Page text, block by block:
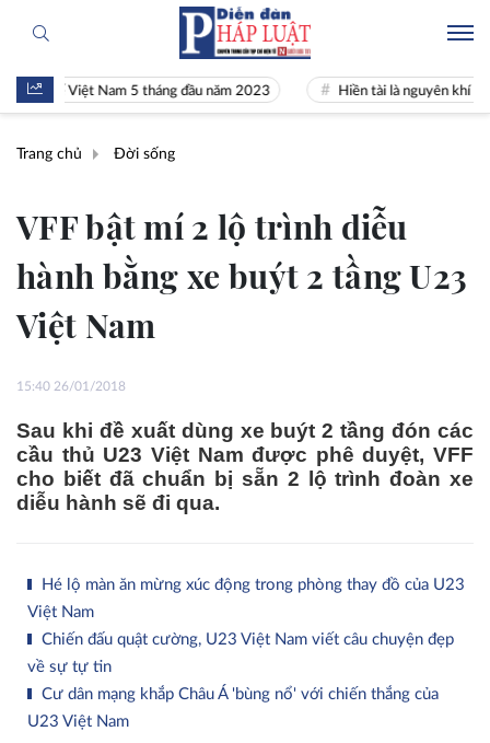
tế Việt Nam 5 tháng đầu năm 2023 Hiền tài là nguyên khí Quốc gia
Trang chủ Đời sống
VFF bật mí 2 lộ trình diễu
hành bằng xe buýt 2 tầng U23
Việt Nam
15:40 26/01/2018
Sau khi đề xuất dùng xe buýt 2 tầng đón các
cầu thủ U23 Việt Nam được phê duyệt, VFF
cho biết đã chuẩn bị sẵn 2 lộ trình đoàn xe
diễu hành sẽ đi qua.
Hé lộ màn ăn mừng xúc động trong phòng thay đồ của U23
Việt Nam
Chiến đấu quật cường, U23 Việt Nam viết câu chuyện đẹp
về sự tự tin
Cư dân mạng khắp Châu Á 'bùng nổ' với chiến thắng của
U23 Việt Nam